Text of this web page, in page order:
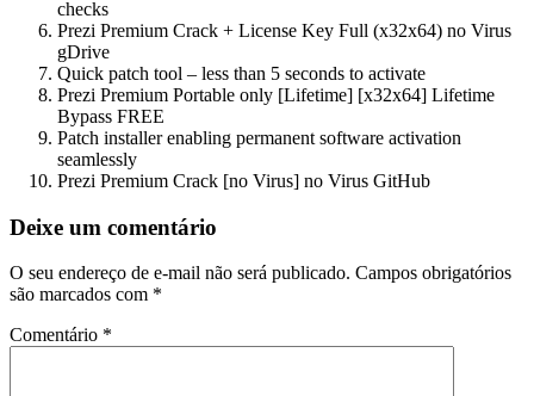
checks
Prezi Premium Crack + License Key Full (x32x64) no Virus
gDrive
Quick patch tool – less than 5 seconds to activate
Prezi Premium Portable only [Lifetime] [x32x64] Lifetime
Bypass FREE
Patch installer enabling permanent software activation
seamlessly
Prezi Premium Crack [no Virus] no Virus GitHub
Deixe um comentário
O seu endereço de e-mail não será publicado. Campos obrigatórios
são marcados com *
Comentário *